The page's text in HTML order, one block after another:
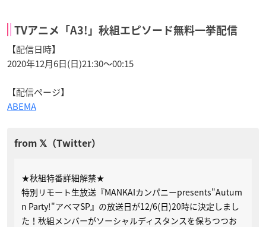
TVアニメ「A3!」秋組エピソード無料一挙配信
【配信日時】
2020年12月6日(日)21:30〜00:15
【配信ページ】
ABEMA
★秋組特番詳細解禁★
特別リモート生放送『MANKAIカンパニーpresents"Autum
n Party!"アベマSP』の放送日が12/6(日)20時に決定しまし
た！秋組メンバーがソーシャルディスタンスを保ちつつお